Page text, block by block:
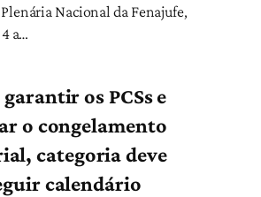
Nacional da Fenajufe,
a…
garantir os PCSs e
o congelamento
categoria deve
calendário